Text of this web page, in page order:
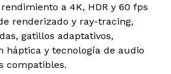
a 4K, HDR y 60 fps
renderizado y ray-tracing,
gatillos adaptativos,
háptica y tecnología de audio
compatibles.